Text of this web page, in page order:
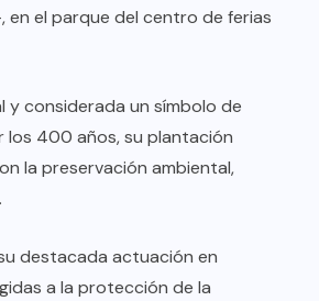
en el parque del centro de ferias
y considerada un símbolo de
los 400 años, su plantación
la preservación ambiental,
destacada actuación en
a la protección de la